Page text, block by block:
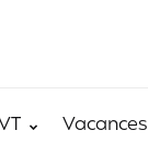
Vacances